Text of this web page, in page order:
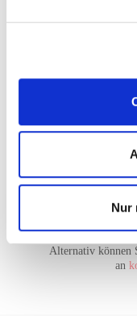
Nur
Alternativ können
an